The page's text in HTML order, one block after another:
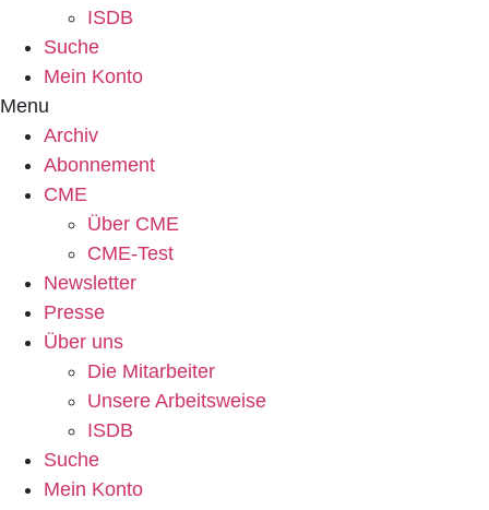
ISDB
Suche
Mein Konto
Menu
Archiv
Abonnement
CME
Über CME
CME-Test
Newsletter
Presse
Über uns
Die Mitarbeiter
Unsere Arbeitsweise
ISDB
Suche
Mein Konto